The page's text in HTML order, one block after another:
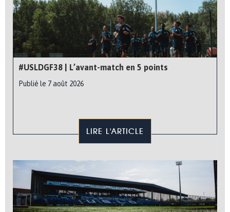
#USLDGF38 | L’avant-match en 5 points
Publié le 7 août 2026
LIRE L'ARTICLE